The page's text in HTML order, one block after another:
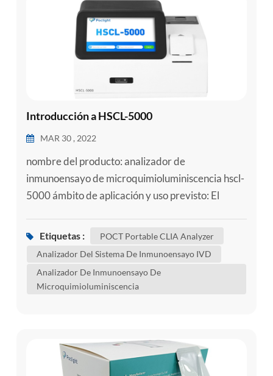
Introducción a HSCL-5000
MAR 30 , 2022
nombre del producto: analizador de
inmunoensayo de microquimioluminiscencia hscl-
5000 ámbito de aplicación y uso previsto: El
pruebas cualitativas o cuantitativas de analitos en
Etiquetas :
POCT Portable CLIA Analyzer
Analizador Del Sistema De Inmunoensayo IVD
Analizador De Inmunoensayo De
Microquimioluminiscencia